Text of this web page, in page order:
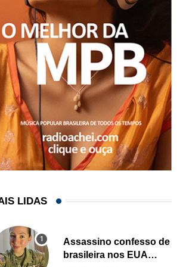
LIDAS
Assassino confesso de
brasileira nos EUA